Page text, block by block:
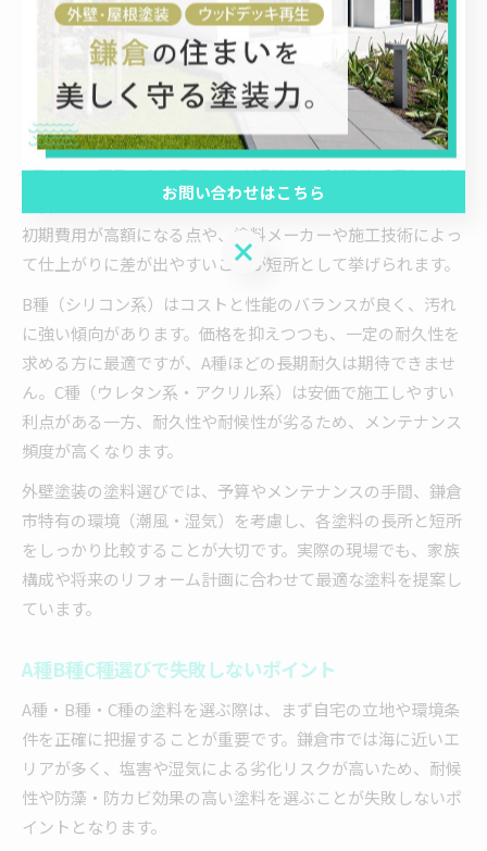
種の塗料が選ばれることが多いですが、建物の築年数や予
算、今後の住まい方によって最適な選択肢は変わります。ま
ずはそれぞれの基本的な違いを理解することが重要です。
それぞれの外壁塗装塗料の長所と短所
A種（フッ素系・無機系など）は耐久性・防汚性に優れ、塗
り替えサイクルが長いことが最大のメリットです。しかし、
初期費用が高額になる点や、塗料メーカーや施工技術によっ
て仕上がりに差が出やすいことが短所として挙げられます。
B種（シリコン系）はコストと性能のバランスが良く、汚れ
に強い傾向があります。価格を抑えつつも、一定の耐久性を
求める方に最適ですが、A種ほどの長期耐久は期待できませ
ん。C種（ウレタン系・アクリル系）は安価で施工しやすい
利点がある一方、耐久性や耐候性が劣るため、メンテナンス
頻度が高くなります。
外壁塗装の塗料選びでは、予算やメンテナンスの手間、鎌倉
市特有の環境（潮風・湿気）を考慮し、各塗料の長所と短所
をしっかり比較することが大切です。実際の現場でも、家族
構成や将来のリフォーム計画に合わせて最適な塗料を提案し
ています。
A種B種C種選びで失敗しないポイント
A種・B種・C種の塗料を選ぶ際は、まず自宅の立地や環境条
件を正確に把握することが重要です。鎌倉市では海に近いエ
リアが多く、塩害や湿気による劣化リスクが高いため、耐候
性や防藻・防カビ効果の高い塗料を選ぶことが失敗しないポ
イントとなります。
お問い合わせはこちら
お問い合わせはこちら